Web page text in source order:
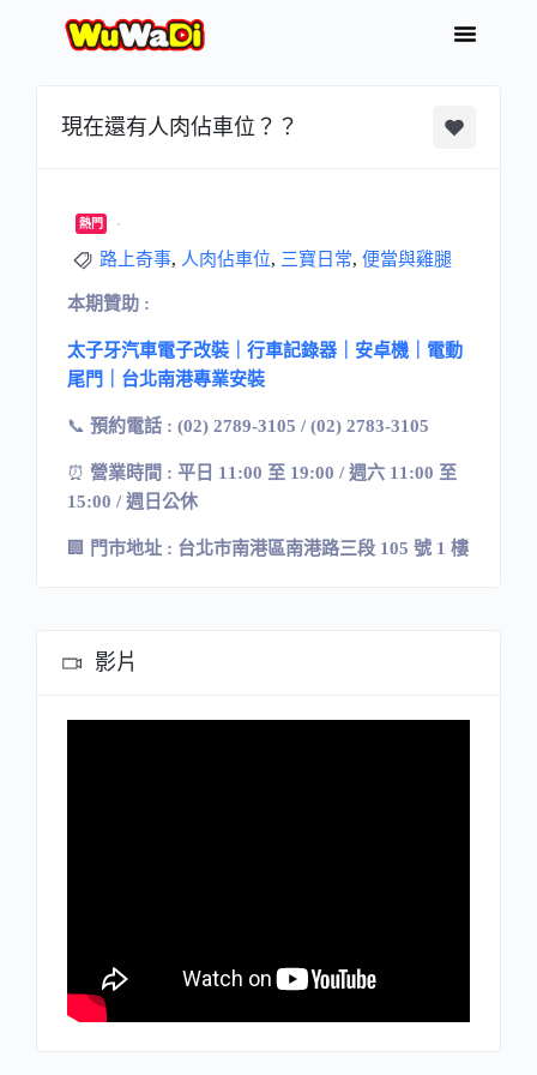
現在還有人肉佔車位？？
熱門
路上奇事, 人肉佔車位, 三寶日常, 便當與雞腿
本期贊助 :
太子牙汽車電子改裝｜行車記錄器｜安卓機｜電動
尾門｜台北南港專業安裝
📞 預約電話 : (02) 2789-3105 / (02) 2783-3105
⏰ 營業時間 : 平日 11:00 至 19:00 / 週六 11:00 至
15:00 / 週日公休
🏢 門市地址 : 台北市南港區南港路三段 105 號 1 樓
影片